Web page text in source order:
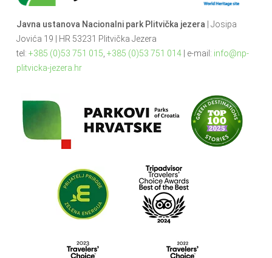
Javna ustanova Nacionalni park Plitvička jezera| Josipa
Jovića 19 | HR 53231 Plitvička Jezera
tel: +385 (0)53 751 015, +385 (0)53 751 014| e-mail: info@np-
plitvicka-jezera.hr